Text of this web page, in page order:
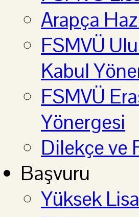
Arapça
FSMVÜ
Kabul
FSMVÜ
Yönergesi
Dilekçe ve
Başvuru
Yüksek